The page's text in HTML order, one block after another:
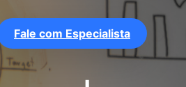
Fale com Especialista